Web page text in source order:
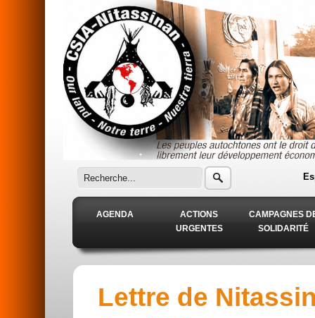
Aller au contenu principal
AGENDA
ACTIONS
URGENTES
CAMPAGNES
SOLIDARITÉ
Lettre de